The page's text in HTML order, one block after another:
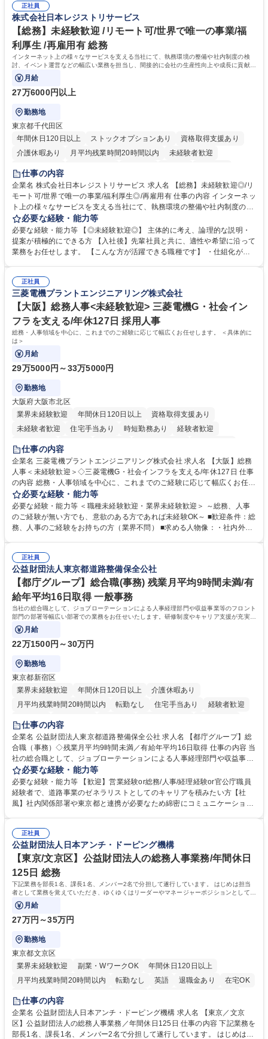
の他に担当頂く業務が発生する場合があります。 募集職種 【営業事務】
業務職/三井物産グループ/平均残業時間10H/完全週休2日
ション力がある方。 ・チャレンジを厭わず、粘り強く業務に取り組める
方。多様な関係者と謙虚に信頼関係を構築でき、期限を意識したスケジュ
ール管理が出来る方。※将来的に他部署（営業部門、コーポレート部門）
へのジョブローテーションの可能性があります。 学歴・資格 学歴：大学
院 大学 語学力： 資格：宅地建物取引士
正社員
株式会社日本レジストリサービス
【総務】未経験歓迎 /リモート可/世界で唯一の事業/福
利厚生 /再雇用有 総務
インターネット上の様々なサービスを支える当社にて、執務環境の整備や社内制度の検
討、イベント運営などの幅広い業務を担当し、間接的に会社の生産性向上や成長に貢献し
ている部署です。
月給
27万6000円以上
勤務地
東京都千代田区
年間休日120日以上
ストックオプションあり
資格取得支援あり
介護休暇あり
月平均残業時間20時間以内
未経験者歓迎
住宅手当あり
完全週休2日制
交通費支給 駅近5分以内 土日祝休み 服装自由
仕事の内容
企業名 株式会社日本レジストリサービス 求人名 【総務】未経験歓迎◎/リ
モート可/世界で唯一の事業/福利厚生◎/再雇用有 仕事の内容 インターネッ
ト上の様々なサービスを支える当社にて、執務環境の整備や社内制度の検
討、イベント運営などの幅広い業務を担当し、間接的に会社の生産性向上
や成長に貢献している部署です。 会社の全メンバーが安心して長く成果を
発揮できる環境を整えるために、毎日のメンテナンスや維持管理に加え、
新たな施策検討を積極的に行っていただき、会社全体を巻き込み課題解決
幅広い業務の体得が可能で、多様なキャリアパスを描くことも可能です。
募集職種 【総務】未経験歓迎◎/リモート可/世界で唯一の事業/福利厚生◎/
再雇用有
必要な経験・能力等
必要な経験・能力等 【◎未経験歓迎◎】 主体的に考え、論理的な説明・
提案が積極的にできる方 【入社後】先輩社員と共に、適性や希望に沿って
業務をお任せします。 【こんな方が活躍できる職種です】 ・仕組化が好
対処できる・新しいことに興味関心がある 【魅力】■自己啓発支援：資格
取得や通信教育など費用の80%（年間25万円まで）を補助 ■住宅手当：家
賃の50%（月額7万円まで）を補助 学歴・資格 学歴：大学院 大学 語学
力： 資格：
正社員
三菱電機プラントエンジニアリング株式会社
【大阪】総務人事<未経験歓迎> 三菱電機G・社会イン
フラを支える/年休127日 採用人事
総務・人事領域を中心に、これまでのご経験に応じて幅広くお任せします。 ＜具体的に
は＞
月給
29万5000円～33万5000円
勤務地
大阪府大阪市北区
業界未経験歓迎
年間休日120日以上
資格取得支援あり
未経験者歓迎
住宅手当あり 時短勤務あり
経験者歓迎
退職金あり
駅近5分以内
土日祝休み 服装自由 寮・社宅あり 食事補助あり
仕事の内容
企業名 三菱電機プラントエンジニアリング株式会社 求人名 【大阪】総務
人事＜未経験歓迎＞◇三菱電機G・社会インフラを支える/年休127日 仕事
の内容 総務・人事領域を中心に、これまでのご経験に応じて幅広くお任せ
します。 ＜具体的には＞ ・総務/人事労務（給与・社保・勤怠管理など）
・採用・教育研修 ・福利厚生運用 など ※基本的には事務所勤務ですが、
採用や教育等の業務内容により、関西圏以外への日帰り・宿泊を伴う国内
出張もございます。 ※担当業務を持ちつつ、お互いに助け合いながら、総
必要な経験・能力等
必要な経験・能力等 ＜職種未経験歓迎・業界未経験歓迎＞ ～総務、人事
のご経験が無い方でも、意欲のある方であれば未経験OK～ ■歓迎条件：総
務、人事のご経験をお持ちの方（業界不問） ■求める人物像：・社内外の
正社員
公益財団法人東京都道路整備保全公社
【都庁グループ】総合職(事務) 残業月平均9時間未満/有
給年平均16日取得 一般事務
当社の総合職として、ジョブローテーションによる人事経理部門や収益事業等のフロント
部門の部署等幅広い部署での業務をお任せいたします。研修制度やキャリア支援が充実し
ております！ ※下記業務詳細
月給
22万1500円～30万円
勤務地
東京都新宿区
業界未経験歓迎
年間休日120日以上
介護休暇あり
月平均残業時間20時間以内
転勤なし 住宅手当あり
経験者歓迎
研修あり
退職金あり
駅近5分以内
資格取得手当あり 食事補助あり
仕事の内容
企業名 公益財団法人東京都道路整備保全公社 求人名 【都庁グループ】総
合職（事務）◇残業月平均9時間未満／有給年平均16日取得 仕事の内容 当
社の総合職として、ジョブローテーションによる人事経理部門や収益事業
等のフロント部門の部署等幅広い部署での業務をお任せいたします。研修
制度やキャリア支援が充実しております！ ※下記業務詳細 【業務詳細】■
管理部門：広報、人事、経理など当公社の運営に係る管理業務 ■収益部
門：駐車場の新規開拓、管理運営、新宿駅西口広場の「イベントコーナ
道路施設や道路工事現場の見学ツアー事業 ※入社後は上記いずれかの部門
へ配属。※業務内容変更の範囲：会社の定める業務 募集職種 【都庁グル
ープ】総合職（事務）◇残業月平均9時間未満／有給年平均16日取得
必要な経験・能力等
必要な経験・能力等 【歓迎】営業経験or総務/人事/経理経験or官公庁職員
経験者で、道路事業のゼネラリストとしてのキャリアを積みたい方【社
風】社内関係部署や東京都と連携が必要なため綿密にコミュニケーション
部門など多岐に渡る業務を経験できます。 ■様々なプロジェクト：駐車場
事業の他、新宿駅西口広場内に設置された照明を兼ねた広告「ブライトサ
イン」の管理運営を行うなど、事業収益を生み出す活動を積極的に行って
います。 学歴・資格 学歴：大学院 大学 高専 短大 専修学校 高校 語学力：
資格：
正社員
公益財団法人日本アンチ・ドーピング機構
【東京/文京区】公益財団法人の総務人事業務/年間休日
125日 総務
下記業務を部長1名、課長1名、メンバー2名で分担して遂行しています。 はじめは担当
者として業務を覚えていただき、ゆくゆくはリーダーやマネージャーポジションとして活
躍いただくことを期待しています。
月給
27万円～35万円
勤務地
東京都文京区
業界未経験歓迎
副業・WワークOK
年間休日120日以上
月平均残業時間20時間以内
転勤なし 英語 退職金あり
在宅OK
賞与あり
育休あり
食事補助あり
仕事の内容
企業名 公益財団法人日本アンチ・ドーピング機構 求人名 【東京／文京
区】公益財団法人の総務人事業務／年間休日125日 仕事の内容 下記業務を
部長1名、課長1名、メンバー2名で分担して遂行しています。 はじめは担